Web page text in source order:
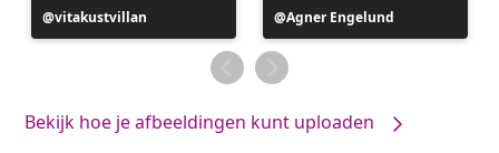
Bericht
gepubliceerd
vitakustvillan
Bericht
gepubliceerd
door
Agner Engelund
Bekijk hoe je afbeeldingen kunt uploaden